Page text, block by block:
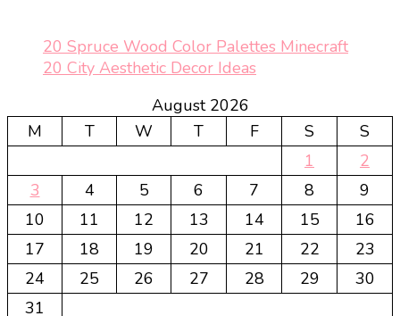
20 Spruce Wood Color Palettes Minecraft
20 City Aesthetic Decor Ideas
August 2026
M
T W T F S
S
1
2
3
4 5 6 7 8
9
10
11 12 13 14 15
16
17
18 19 20 21 22
23
24
25 26 27 28 29
30
31